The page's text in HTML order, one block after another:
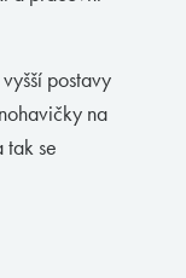
postavy
na
tak se